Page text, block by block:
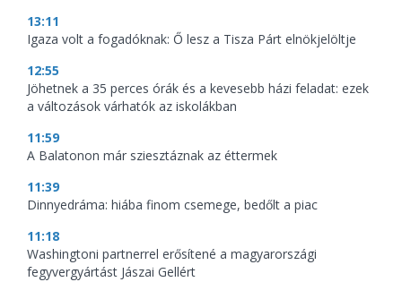
13:11
Igaza volt a fogadóknak: Ő lesz a Tisza Párt elnökjelöltje
12:55
Jöhetnek a 35 perces órák és a kevesebb házi feladat: ezek
a változások várhatók az iskolákban
11:59
A Balatonon már sziesztáznak az éttermek
11:39
Dinnyedráma: hiába finom csemege, bedőlt a piac
11:18
Washingtoni partnerrel erősítené a magyarországi
fegyvergyártást Jászai Gellért